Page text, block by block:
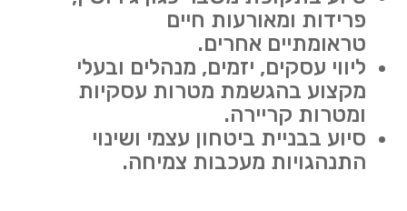
פרידות ומאורעות חיים
טראומתיים אחרים.
ליווי עסקים, יזמים, מנהלים ובעלי
מקצוע בהגשמת מטרות עסקיות
ומטרות קריירה.
סיוע בבניית ביטחון עצמי ושינוי
התנהגויות מעכבות צמיחה.